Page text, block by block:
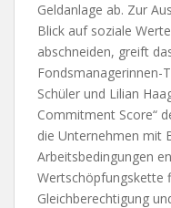
Geldanlage ab. Zur
Blick auf soziale
abschneiden, greift
Fondsmanagerinnen-
Schüler und Lilian
Commitment Score“
die Unternehmen mit
Arbeitsbedingungen
Wertschöpfungskette
Gleichberechtigung